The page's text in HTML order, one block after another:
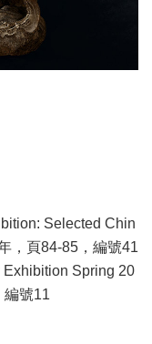
Selected Chin
，頁84-85，編號41
Exhibition Spring 20
編號11